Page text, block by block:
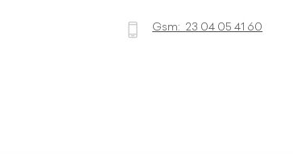
Gsm: 23 04 05 41 60